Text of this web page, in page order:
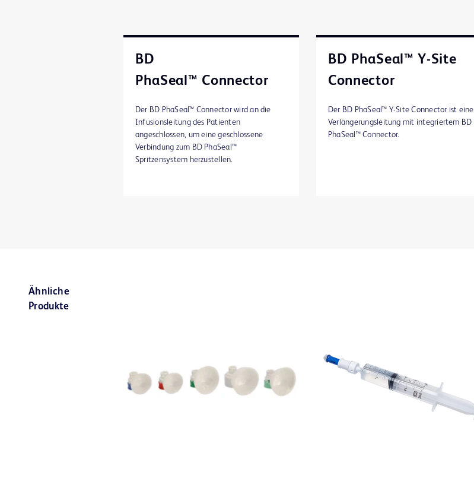
BD
PhaSeal™ Connector
Der BD PhaSeal™ Connector wird an die
Infusionsleitung des Patienten
angeschlossen, um eine geschlossene
Verbindung zum BD PhaSeal™
Spritzensystem herzustellen.
BD PhaSeal™ Y-Site
Connector
Der BD PhaSeal™ Y-Site Connector ist eine
Verlängerungsleitung mit integriertem BD
PhaSeal™ Connector.
Ähnliche
Produkte